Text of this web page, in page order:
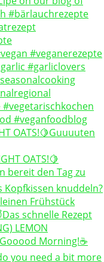
OATS!🍋Guuuuten